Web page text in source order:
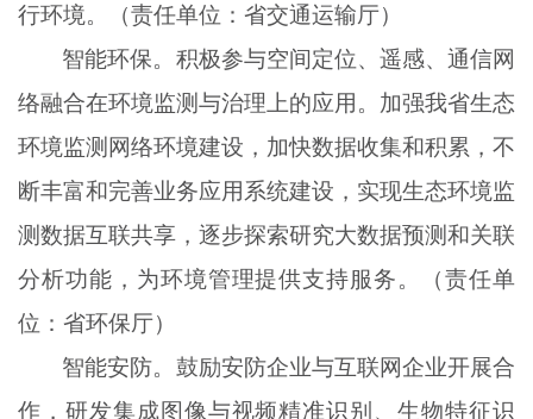
行环境。（责任单位：省交通运输厅）
智能环保。积极参与空间定位、遥感、通信网
络融合在环境监测与治理上的应用。加强我省生态
环境监测网络环境建设，加快数据收集和积累，不
断丰富和完善业务应用系统建设，实现生态环境监
测数据互联共享，逐步探索研究大数据预测和关联
分析功能，为环境管理提供支持服务。（责任单
位：省环保厅）
智能安防。鼓励安防企业与互联网企业开展合
作，研发集成图像与视频精准识别、生物特征识